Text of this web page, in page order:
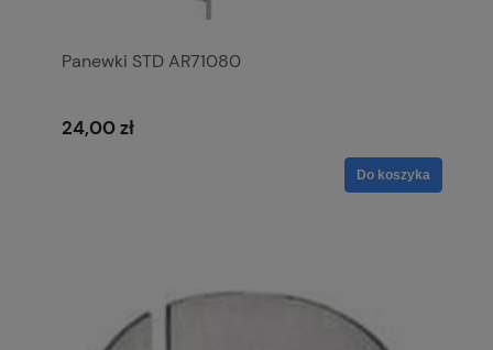
Panewki STD AR71080
24,00 zł
Do koszyka